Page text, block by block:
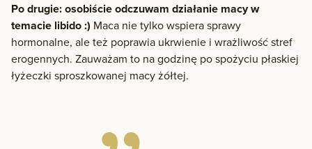
Po drugie: osobiście odczuwam działanie macy w
temacie libido :) Maca nie tylko wspiera sprawy
hormonalne, ale też poprawia ukrwienie i wrażliwość stref
erogennych. Zauważam to na godzinę po spożyciu płaskiej
łyżeczki sproszkowanej macy żółtej.